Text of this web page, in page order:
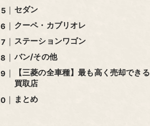
セダン
クーペ・カブリオレ
ステーションワゴン
バン/その他
【三菱の全車種】最も高く売却できる
買取店
まとめ